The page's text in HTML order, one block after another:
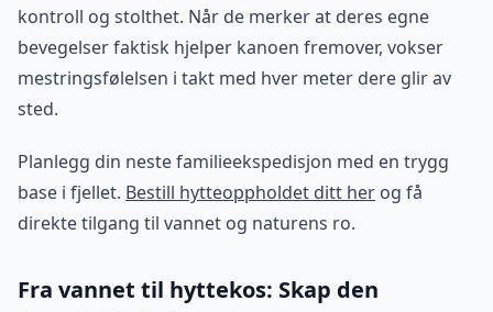
kontroll og stolthet. Når de merker at deres egne
bevegelser faktisk hjelper kanoen fremover, vokser
mestringsfølelsen i takt med hver meter dere glir av
sted.
Planlegg din neste familieekspedisjon med en trygg
base i fjellet. Bestill hytteoppholdet ditt her og få
direkte tilgang til vannet og naturens ro.
Fra vannet til hyttekos: Skap den